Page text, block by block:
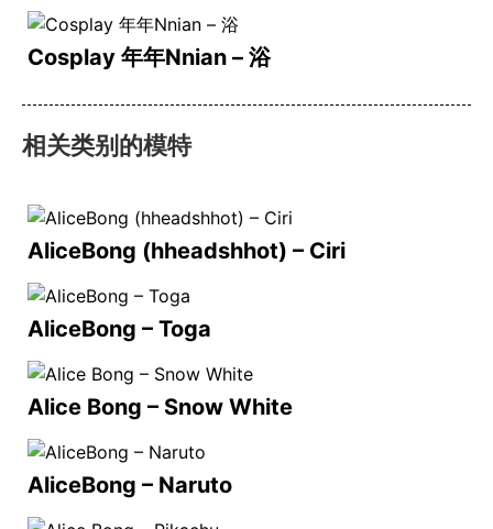
Cosplay 年年Nnian – 浴
相关类别的模特
AliceBong (hheadshhot) – Ciri
AliceBong – Toga
Alice Bong – Snow White
AliceBong – Naruto